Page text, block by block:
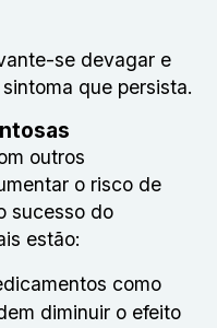
se devagar e
que persista.
outros
o risco de
sucesso do
estão:
como
diminuir o efeito